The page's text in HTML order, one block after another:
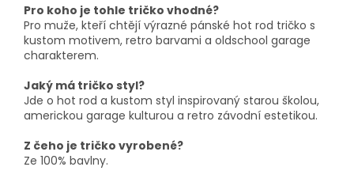
Pro koho je tohle tričko vhodné?
Pro muže, kteří chtějí výrazné pánské hot rod tričko s
kustom motivem, retro barvami a oldschool garage
charakterem.
Jaký má tričko styl?
Jde o hot rod a kustom styl inspirovaný starou školou,
americkou garage kulturou a retro závodní estetikou.
Z čeho je tričko vyrobené?
Ze 100% bavlny.